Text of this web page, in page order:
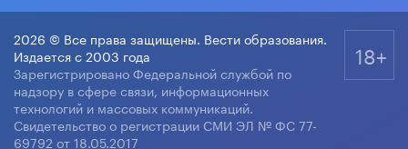
2026 © Все права защищены. Вести образования.
Издается с 2003 года
Зарегистрировано Федеральной службой по
надзору в сфере связи, информационных
технологий и массовых коммуникаций.
Свидетельство о регистрации СМИ ЭЛ № ФС 77-
69792 от 18.05.2017
18+